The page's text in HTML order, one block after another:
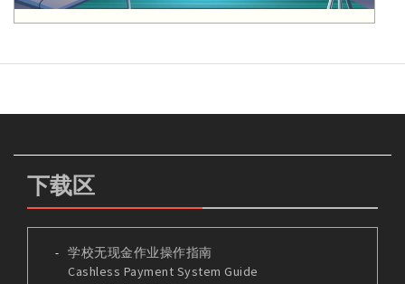
下载区
学校无现金作业操作指南
Cashless Payment System Guide